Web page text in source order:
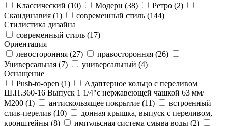
Классический (10) Модерн (38) Ретро (2)
Скандинавия (1) современный стиль (144)
Стилистика дизайна
современный стиль (17)
Ориентация
левосторонняя (27) правосторонняя (26)
Универсальная (7) универсальный (4)
Оснащение
Push-to-open (1)
Адаптерное кольцо с переливом
Ш.П.360-16 Выпуск 1 1/4"с нержавеющей чашкой 63 мм/
М200 (1) антискользящее покрытие (11)
встроенный
слив-перелив (10)
донная крышка, выпуск с переливом,
кронштейны (8) импульсная система смыва воды (2)